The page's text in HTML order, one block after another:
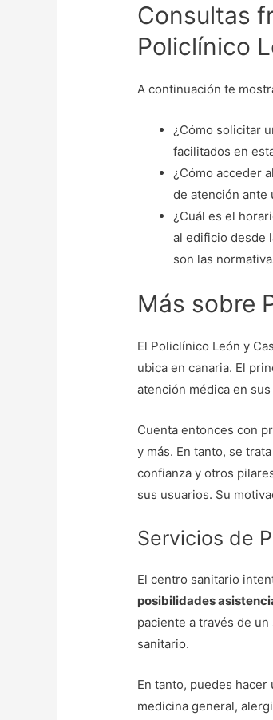
Consultas
Policlínico
A continuación te
¿Cómo solicitar
facilitados en
¿Cómo acceder
de atención ante
¿Cuál es el
al edificio desde
son las
Más sobre
El Policlínico León y
ubica en canaria. El
atención médica en
Cuenta entonces con
y más. En tanto, se
confianza y otros
sus usuarios. Su
Servicios de
El centro sanitario
posibilidades
paciente a través de
sanitario.
En tanto, puedes
medicina general,